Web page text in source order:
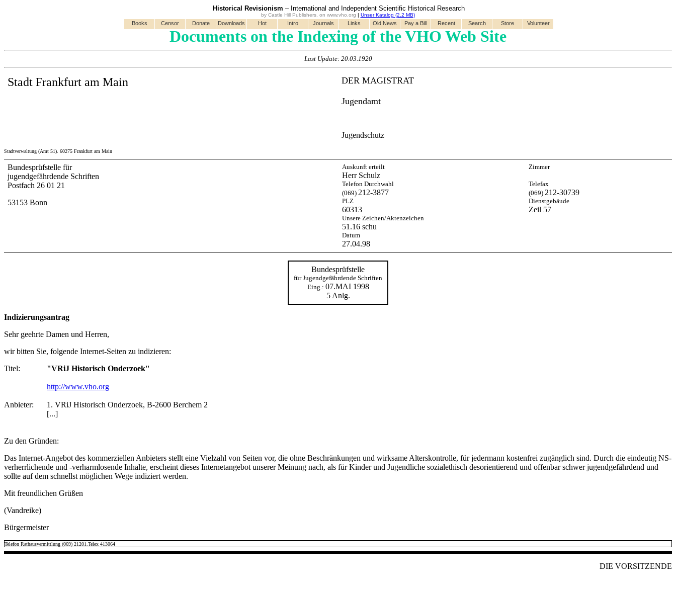
Historical Revisionism – International and Independent Scientific Historical Research
by Castle Hill Publishers, on www.vho.org | Unser Katalog (2.2 MB)
Documents on the Indexing of the VHO Web Site
Last Update: 20.03.1920
Stadt Frankfurt am Main DER MAGISTRAT
Jugendamt
Jugendschutz
Stadtverwaltung (Amt 51). 60275 Frankfurt am Main
Bundesprüfstelle für
jugendgefährdende Schriften
Postfach 26 01 21
53153 Bonn
Auskunft erteilt
Herr Schulz
Telefon Durchwahl
(069) 212-3877
PLZ
60313
Unsere Zeichen/Aktenzeichen
51.16 schu
Datum
27.04.98
Zimmer
Telefax
(069) 212-30739
Dienstgebäude
Zeil 57
Bundesprüfstelle
für Jugendgefährdende Schriften
Eing.: 07.MAI 1998
5 Anlg.
Indizierungsantrag
Sehr geehrte Damen und Herren,
wir bitten Sie, folgende Internet-Seiten zu indizieren:
Titel:
"VRiJ Historisch Onderzoek''
http://www.vho.org
Anbieter:
1. VRiJ Historisch Onderzoek, B-2600 Berchem 2
[...]
Zu den Gründen:
Das Internet-Angebot des kommerziellen Anbieters stellt eine Vielzahl von Seiten vor, die ohne Beschränkungen und wirksame Alterskontrolle, für jedermann kostenfrei zugänglich sind. Durch die eindeutig NS-
verherrlichende und -verharmlosende Inhalte, erscheint dieses Internetangebot unserer Meinung nach, als für Kinder und Jugendliche sozialethisch desorientierend und offenbar schwer jugendgefährdend und
sollte auf dem schnellst möglichen Wege indiziert werden.
Mit freundlichen Grüßen
(Vandreike)
Bürgermeister
Telefon Rathausvermittlung (069) 21201.Telex 413064
DIE VORSITZENDE
Books Censor Donate Downloads Hot Intro Journals Links Old News Pay a Bill Recent Search Store Volunteer